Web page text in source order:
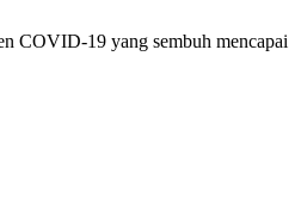
COVID-19 yang sembuh mencapai